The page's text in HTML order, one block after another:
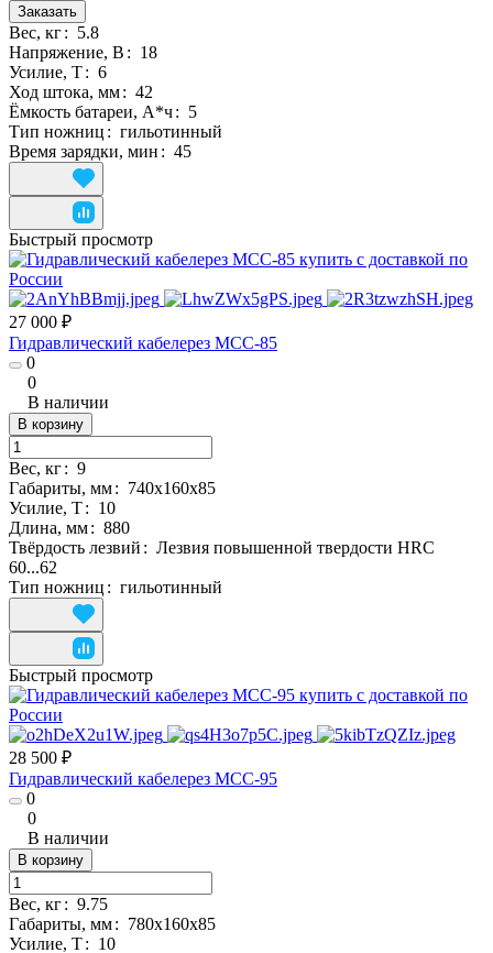
Заказать
Вес, кг: 5.8
Напряжение, В : 18
Усилие, Т: 6
Ход штока, мм: 42
Ёмкость батареи, А*ч: 5
Тип ножниц : гильотинный
Время зарядки, мин : 45
Быстрый просмотр
27 000 ₽
Гидравлический кабелерез MCC-85
0
0
В наличии
В корзину
Вес, кг: 9
Габариты, мм: 740х160х85
Усилие, Т: 10
Длина, мм: 880
Твёрдость лезвий : Лезвия повышенной твердости HRC
60...62
Тип ножниц : гильотинный
Быстрый просмотр
28 500 ₽
Гидравлический кабелерез MCC-95
0
0
В наличии
В корзину
Вес, кг: 9.75
Габариты, мм: 780х160х85
Усилие, Т: 10